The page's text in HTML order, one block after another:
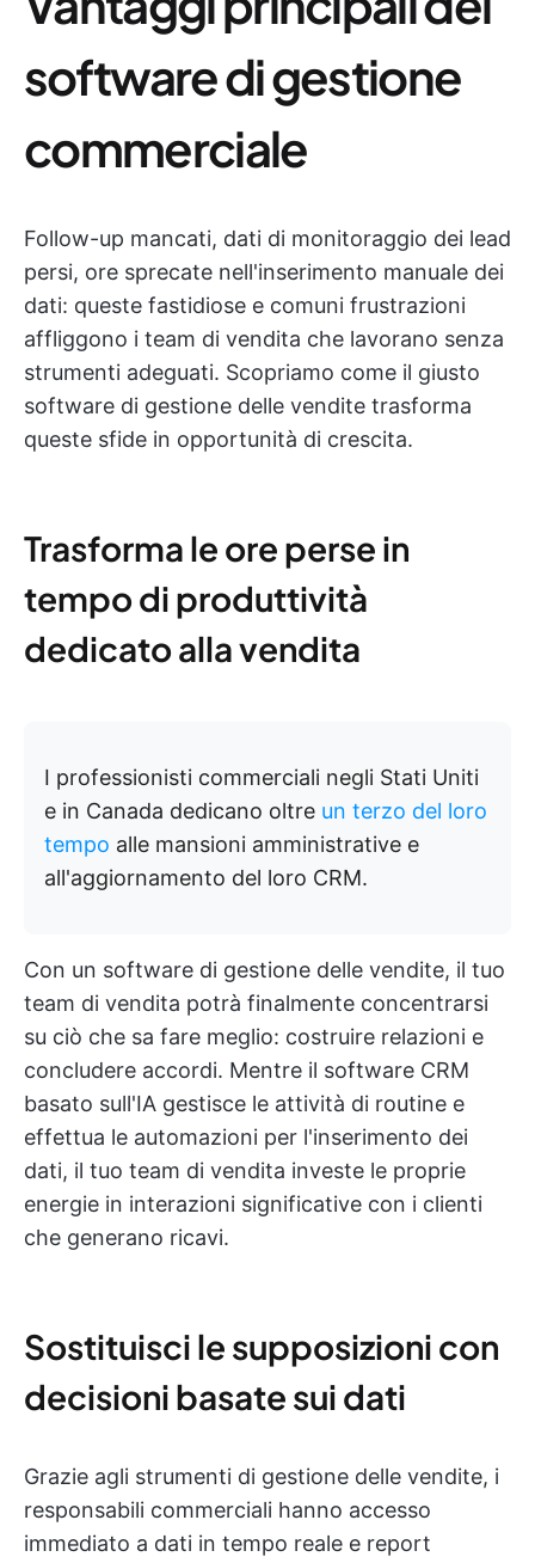
software di gestione
commerciale
Follow-up mancati, dati di monitoraggio dei lead
persi, ore sprecate nell'inserimento manuale dei
dati: queste fastidiose e comuni frustrazioni
affliggono i team di vendita che lavorano senza
strumenti adeguati. Scopriamo come il giusto
software di gestione delle vendite trasforma
queste sfide in opportunità di crescita.
Trasforma le ore perse in
tempo di produttività
dedicato alla vendita
I professionisti commerciali negli Stati Uniti
e in Canada dedicano oltre un terzo del loro
tempo alle mansioni amministrative e
all'aggiornamento del loro CRM.
Con un software di gestione delle vendite, il tuo
team di vendita potrà finalmente concentrarsi
su ciò che sa fare meglio: costruire relazioni e
concludere accordi. Mentre il software CRM
basato sull'IA gestisce le attività di routine e
effettua le automazioni per l'inserimento dei
dati, il tuo team di vendita investe le proprie
energie in interazioni significative con i clienti
che generano ricavi.
Sostituisci le supposizioni con
decisioni basate sui dati
Grazie agli strumenti di gestione delle vendite, i
responsabili commerciali hanno accesso
immediato a dati in tempo reale e report